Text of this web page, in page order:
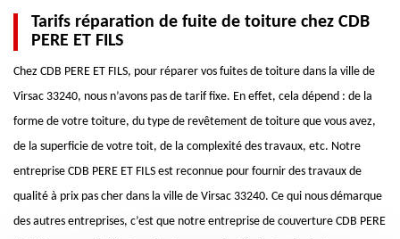
Tarifs réparation de fuite de toiture chez CDB
PERE ET FILS
Chez CDB PERE ET FILS, pour réparer vos fuites de toiture dans la ville de
Virsac 33240, nous n’avons pas de tarif fixe. En effet, cela dépend : de la
forme de votre toiture, du type de revêtement de toiture que vous avez,
de la superficie de votre toit, de la complexité des travaux, etc. Notre
entreprise CDB PERE ET FILS est reconnue pour fournir des travaux de
qualité à prix pas cher dans la ville de Virsac 33240. Ce qui nous démarque
des autres entreprises, c’est que notre entreprise de couverture CDB PERE